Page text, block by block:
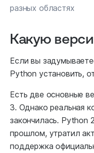
разных областях
Какую
Если вы
Python установить,
Есть две основные
3. Однако реальная
закончилась. Python
прошлом, утратил
поддержка